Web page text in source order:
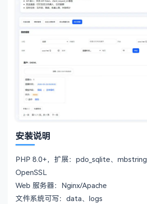
安装说明
PHP 8.0+，扩展：pdo_sqlite、mbstring
OpenSSL
Web 服务器：Nginx/Apache
文件系统可写：data、logs